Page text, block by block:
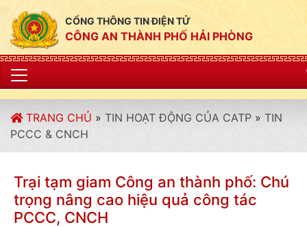
CỔNG THÔNG TIN ĐIỆN TỬ
CÔNG AN THÀNH PHỐ HẢI PHÒNG
"CÔNG AN
TRANG CHỦ » TIN HOẠT ĐỘNG CỦA CATP » TIN
PCCC & CNCH
Trại tạm giam Công an thành phố: Chú
trọng nâng cao hiệu quả công tác
PCCC, CNCH